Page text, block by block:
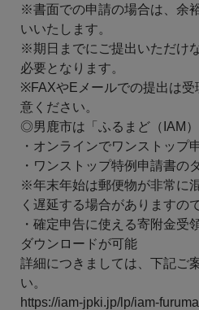
※書面での申請の場合は、余
いいたします。
※期日までにご提出いただけ
必要となります。
※FAXやEメールでの提出は受
意ください。
◎男鹿市は「ふるまど（IAM
・オンラインでワンストップ
・ワンストップ特例申請書の
※年末年始は郵便物が非常に
く遅延する場合がありますの
・確定申告に使える寄附金受
ダウンロードが可能
詳細につきましては、下記ご
い。
https://iam-jpki.jp/lp/iam-